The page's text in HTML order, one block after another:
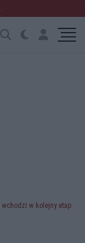
wchodzi w kolejny etap